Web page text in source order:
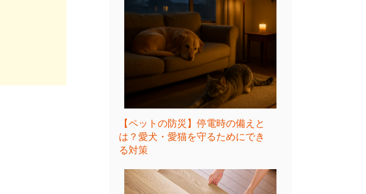
【ペットの防災】停電時の備えと
は？愛犬・愛猫を守るためにでき
る対策